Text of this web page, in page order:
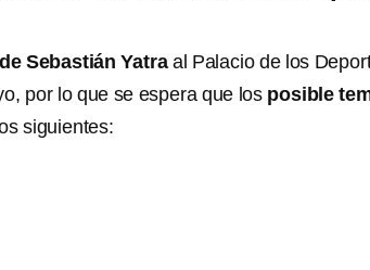
Sebastián Yatra al Palacio de los
por lo que se espera que los posible
siguientes: